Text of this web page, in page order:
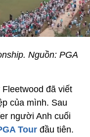
Nguồn: PGA
đã viết
của mình. Sau
người Anh cuối
Tour đầu tiên.